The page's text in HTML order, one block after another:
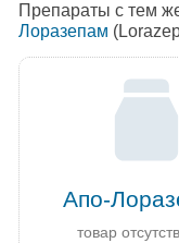
Препараты с тем
Лоразепам
Апо-
товар